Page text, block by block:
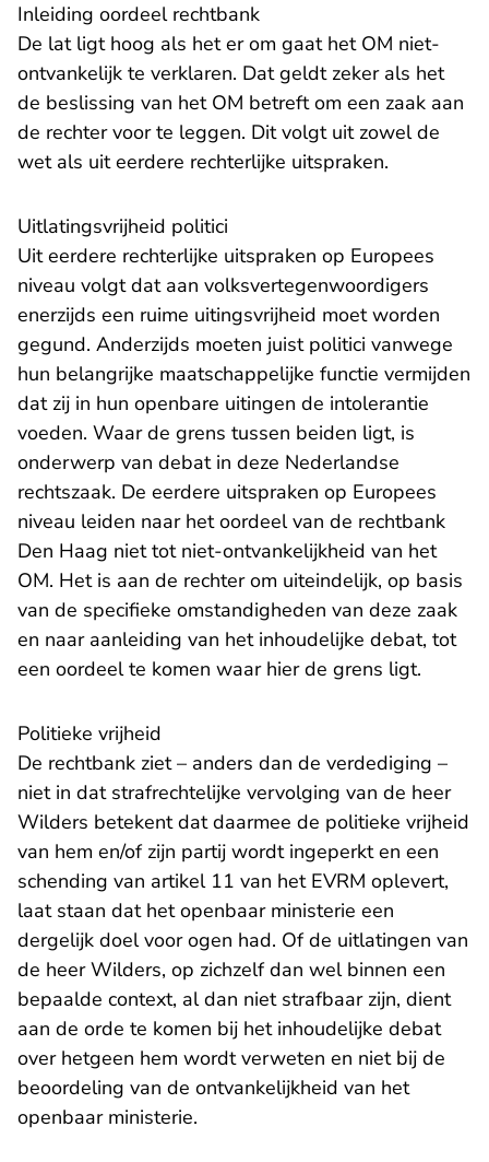
Inleiding oordeel rechtbank
De lat ligt hoog als het er om gaat het OM niet-
ontvankelijk te verklaren. Dat geldt zeker als het
de beslissing van het OM betreft om een zaak aan
de rechter voor te leggen. Dit volgt uit zowel de
wet als uit eerdere rechterlijke uitspraken.
Uitlatingsvrijheid politici
Uit eerdere rechterlijke uitspraken op Europees
niveau volgt dat aan volksvertegenwoordigers
enerzijds een ruime uitingsvrijheid moet worden
gegund. Anderzijds moeten juist politici vanwege
hun belangrijke maatschappelijke functie vermijden
dat zij in hun openbare uitingen de intolerantie
voeden. Waar de grens tussen beiden ligt, is
onderwerp van debat in deze Nederlandse
rechtszaak. De eerdere uitspraken op Europees
niveau leiden naar het oordeel van de rechtbank
Den Haag niet tot niet-ontvankelijkheid van het
OM. Het is aan de rechter om uiteindelijk, op basis
van de specifieke omstandigheden van deze zaak
en naar aanleiding van het inhoudelijke debat, tot
een oordeel te komen waar hier de grens ligt.
Politieke vrijheid
De rechtbank ziet – anders dan de verdediging –
niet in dat strafrechtelijke vervolging van de heer
Wilders betekent dat daarmee de politieke vrijheid
van hem en/of zijn partij wordt ingeperkt en een
schending van artikel 11 van het EVRM oplevert,
laat staan dat het openbaar ministerie een
dergelijk doel voor ogen had. Of de uitlatingen van
de heer Wilders, op zichzelf dan wel binnen een
bepaalde context, al dan niet strafbaar zijn, dient
aan de orde te komen bij het inhoudelijke debat
over hetgeen hem wordt verweten en niet bij de
beoordeling van de ontvankelijkheid van het
openbaar ministerie.